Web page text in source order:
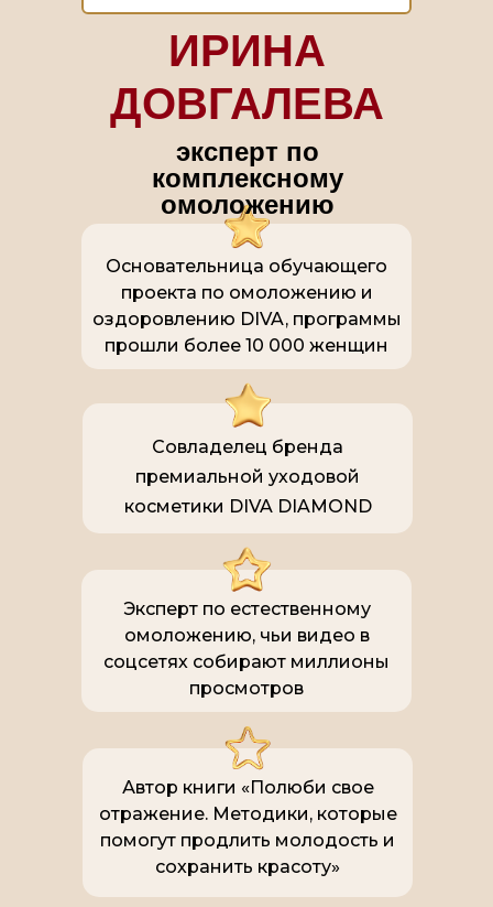
Автор книги «‎Полюби свое
отражение. Методики, которые
помогут продлить молодость и
сохранить красоту»‎
Эксперт по естественному
омоложению, чьи видео в
соцсетях собирают миллионы
просмотров
Совладелец бренда
премиальной уходовой
косметики DIVA DIAMOND
Основательница обучающего
проекта по омоложению и
оздоровлению DIVA, программы
прошли более 10 000 женщин
эксперт по
комплексному
омоложению
ИРИНА
ДОВГАЛЕВА